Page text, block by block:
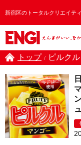
新宿区のトータルクリエイテ
トップ / ピルクル